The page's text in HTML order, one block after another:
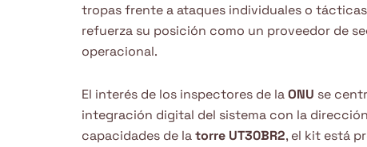
tropas frente a ataques individuales o
refuerza su posición como un proveedor de
operacional.
El interés de los inspectores de laONU se
integración digital del sistema con la
capacidades de latorre UT30BR2, el kit está